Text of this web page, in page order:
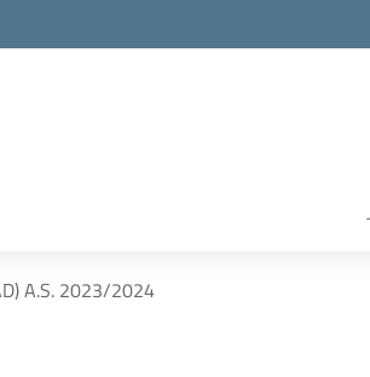
A.S. 2023/2024